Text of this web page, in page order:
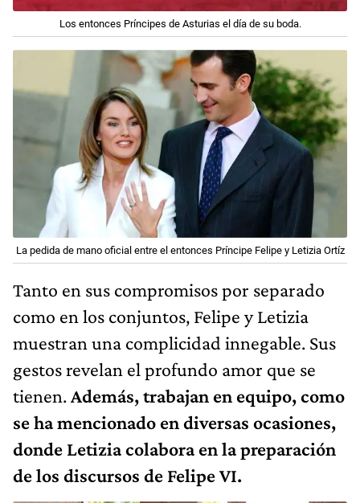
Los entonces Príncipes de Asturias el día de su boda.
La pedida de mano oficial entre el entonces Príncipe Felipe y Letizia Ortíz
Tanto en sus compromisos por separado
como en los conjuntos, Felipe y Letizia
muestran una complicidad innegable. Sus
gestos revelan el profundo amor que se
tienen.Además, trabajan en equipo, como
se ha mencionado en diversas ocasiones,
donde Letizia colabora en la preparación
de los discursos de Felipe VI.